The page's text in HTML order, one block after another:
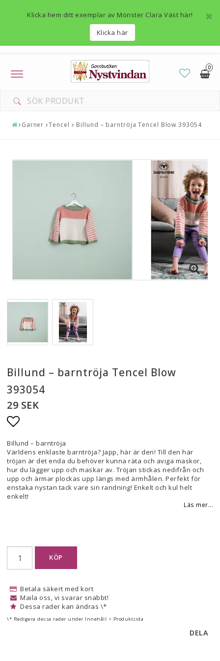
Klicka hem ditt exemplar av Mönster Clara Väst här!
Klicka här
0
Toggle
navigation
Garner Tencel Billund – barntröja Tencel Blow 393054
Billund – barntröja Tencel Blow
393054
29 SEK
Lägg till i favoritlistan
Billund – barntröja
Världens enklaste barntröja? Japp, här är den! Till den här
tröjan är det enda du behöver kunna räta och aviga maskor,
hur du lägger upp och maskar av. Tröjan stickas nedifrån och
upp och ärmar plockas upp längs med ärmhålen. Perfekt för
enstaka nystan tack vare sin randning! Enkelt och kul helt
enkelt!
Läs mer...
KÖP
Betala säkert med kort
Maila oss, vi svarar snabbt!
Dessa rader kan ändras \*
\* Redigera dessa rader under Innehåll > Produktsida
DELA